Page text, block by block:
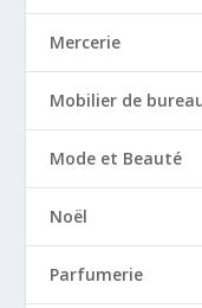
Mercerie
Mobilier de
Mode et Beauté
Noël
Parfumerie